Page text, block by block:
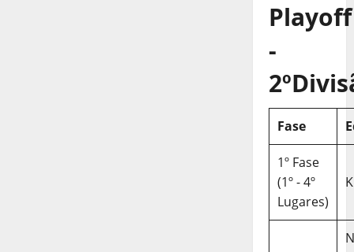
Playoff
-
Fase
1º Fase
(1º - 4º
Lugares)